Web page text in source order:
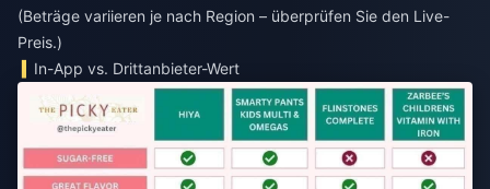
(Beträge variieren je nach Region – überprüfen Sie den Live-
Preis.)
In-App vs. Drittanbieter-Wert